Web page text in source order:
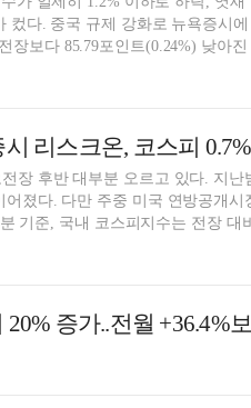
컸다. 중국 규제 강화로 뉴욕증시
는 전장보다 85.79포인트(0.24%) 낮아
리스크온, 코스피
장 후반 대부분 오르고 있다. 지
졌다. 다만 주중 미국 연방공개
시 35분 기준, 국내 코스피지수는 전장
증가..전월 +36.4%